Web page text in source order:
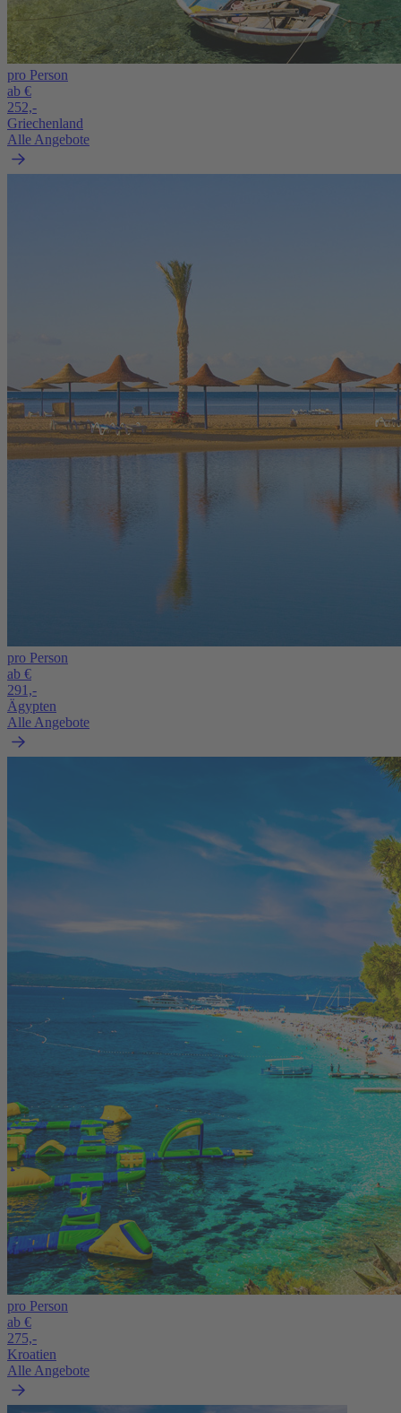
pro Person
ab €
252,-
Griechenland
Alle Angebote
pro Person
ab €
291,-
Ägypten
Alle Angebote
pro Person
ab €
275,-
Kroatien
Alle Angebote